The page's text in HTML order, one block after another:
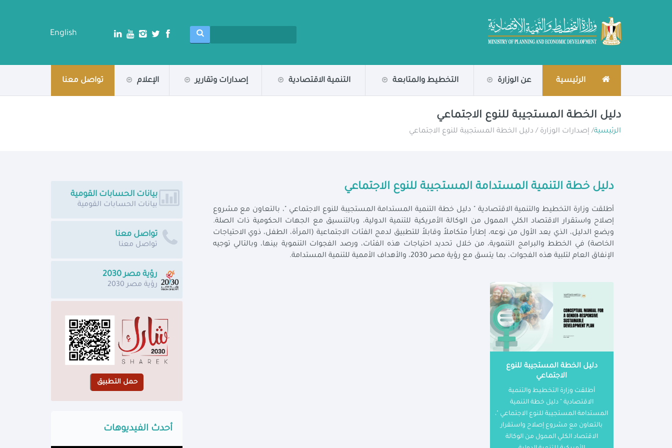
English
الرئيسية عن الوزارة التخطيط والمتابعة التنمية الاقتصادية إصدارات وتقارير الإعلام تواصل معنا
دليل الخطة المستجيبة للنوع الاجتماعي
الرئيسية/ إصدارات الوزارة / دليل الخطة المستجيبة للنوع الاجتماعي
دليل خطة التنمية المستدامة المستجيبة للنوع الاجتماعي
أطلقت وزارة التخطيط والتنمية الاقتصادية " دليل خطة التنمية المستدامة المستجيبة للنوع الاجتماعي "، بالتعاون مع مشروع
إصلاح واستقرار الاقتصاد الكلي الممول من الوكالة الأمريكية للتنمية الدولية، وبالتنسيق مع الجهات الحكومية ذات الصلة.
ويضع الدليل، الذي يعد الأول من نوعه، إطاراً متكاملاً وقابلاً للتطبيق لدمج الفئات الاجتماعية (المرأة، الطفل، ذوي الاحتياجات
الخاصة) في الخطط والبرامج التنموية، من خلال تحديد احتياجات هذه الفئات، ورصد الفجوات التنموية بينها، وبالتالي توجيه
الإنفاق العام لتلبية هذه الفجوات، بما يتسق مع رؤية مصر 2030، والأهداف الأممية للتنمية المستدامة.
دليل الخطة المستجيبة للنوع
الاجتماعي
أطلقت وزارة التخطيط والتنمية
الاقتصادية " دليل خطة التنمية
المستدامة المستجيبة للنوع الاجتماعي "،
بالتعاون مع مشروع إصلاح واستقرار
الاقتصاد الكلي الممول من الوكالة
بيانات الحسابات القومية
بيانات الحسابات القومية
تواصل معنا
تواصل معنا
رؤية مصر 2030
رؤية مصر 2030
أحدث الفيديوهات